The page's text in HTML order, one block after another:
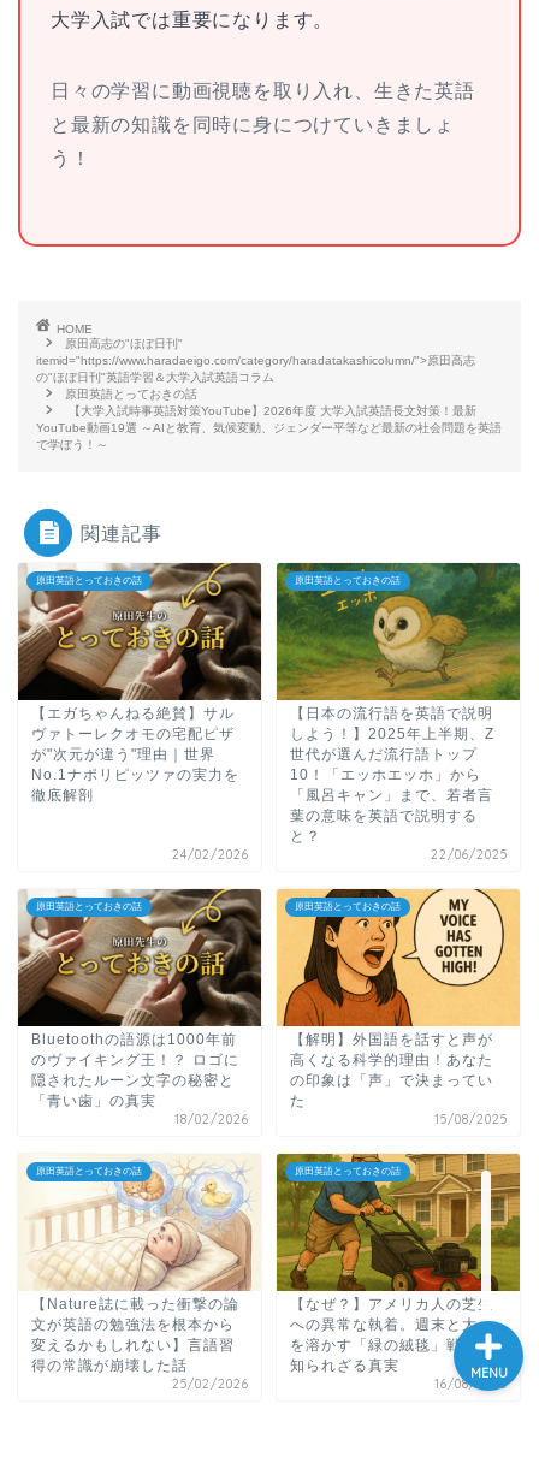
大学入試では重要になります。
日々の学習に動画視聴を取り入れ、生きた英語
と最新の知識を同時に身につけていきましょ
う！
HOME
原田高志の"ほぼ日刊"
itemid="https://www.haradaeigo.com/category/haradatakashicolumn/">原田高志
の"ほぼ日刊"英語学習＆大学入試英語コラム
原田英語とっておきの話
【大学入試時事英語対策YouTube】2026年度 大学入試英語長文対策！最新
YouTube動画19選 ～AIと教育、気候変動、ジェンダー平等など最新の社会問題を英語
で学ぼう！～
関連記事
原田英語とっておきの話
【エガちゃんねる絶賛】サル
ヴァトーレクオモの宅配ピザ
が"次元が違う"理由｜世界
No.1ナポリピッツァの実力を
徹底解剖
24/02/2026
原田英語とっておきの話
【日本の流行語を英語で説明
しよう！】2025年上半期、Z
世代が選んだ流行語トップ
10！「エッホエッホ」から
「風呂キャン」まで、若者言
葉の意味を英語で説明する
と？
22/06/2025
原田英語とっておきの話
Bluetoothの語源は1000年前
のヴァイキング王！？ ロゴに
隠されたルーン文字の秘密と
「青い歯」の真実
18/02/2026
原田英語とっておきの話
【解明】外国語を話すと声が
高くなる科学的理由！あなた
の印象は「声」で決まってい
た
15/08/2025
原田英語とっておきの話
【Nature誌に載った衝撃の論
文が英語の勉強法を根本から
変えるかもしれない】言語習
得の常識が崩壊した話
25/02/2026
原田英語とっておきの話
【なぜ？】アメリカ人の芝生
への異常な執着。週末と大金
を溶かす「緑の絨毯」戦争の
知られざる真実
16/08/2025
MENU
ホーム
原田高志の”ほぼ日刊”英語
学習＆大学入試英語コラム
現
大学入試英語対策講座
英語名言・格言・カッコい
い英語＆素敵な英文フレー
ズ集
CONTACT